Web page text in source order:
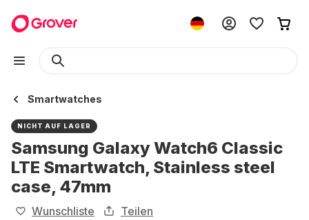
Smartwatches
NICHT AUF LAGER
Samsung Galaxy Watch6 Classic
LTE Smartwatch, Stainless steel
case, 47mm
Wunschliste Teilen